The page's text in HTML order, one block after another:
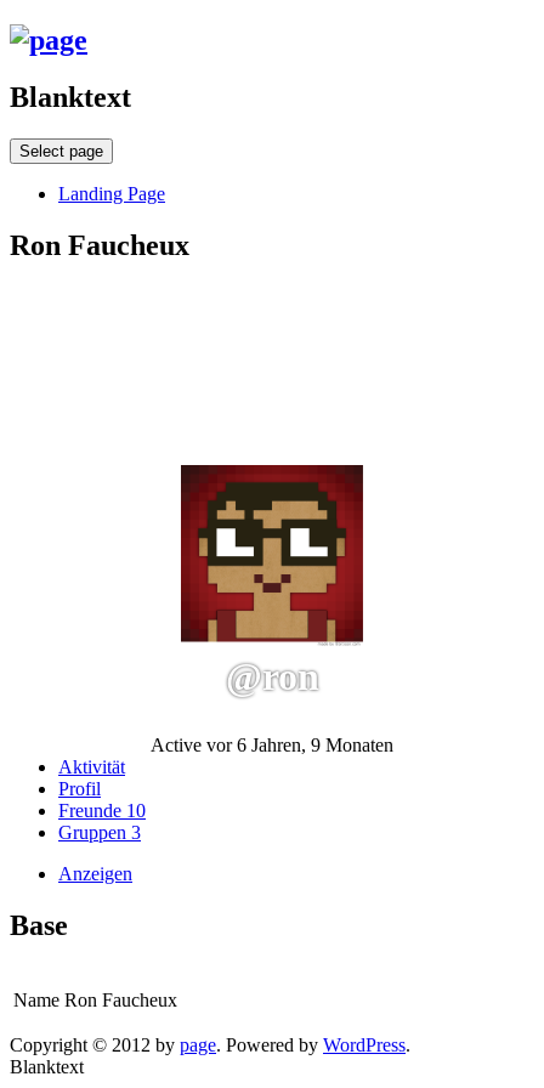
Blanktext
Select page
Landing Page
Ron Faucheux
@ron
Active vor 6 Jahren, 9 Monaten
Aktivität
Profil
Freunde 10
Gruppen 3
Anzeigen
Base
Name Ron Faucheux
Copyright © 2012 by page. Powered by WordPress.
Blanktext